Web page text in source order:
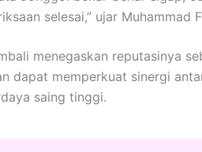
selesai,” ujar Muhammad
menegaskan reputasinya
dapat memperkuat sinergi
saing tinggi.